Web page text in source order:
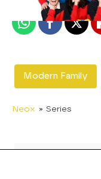
WhatsappFacebook
X
Modern Family
Neox » Series